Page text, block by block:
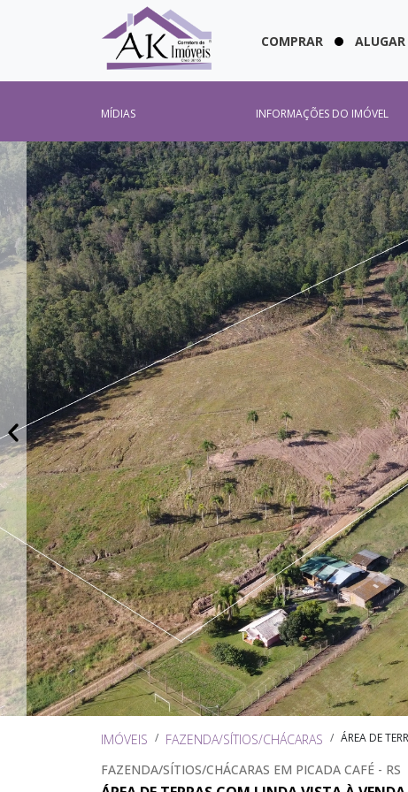
COMPRAR ALUGAR
MÍDIAS INFORMAÇÕES DO IMÓVEL
IMÓVEIS FAZENDA/SÍTIOS/CHÁCARAS ÁREA DE
FAZENDA/SÍTIOS/CHÁCARAS EM PICADA CAFÉ - RS